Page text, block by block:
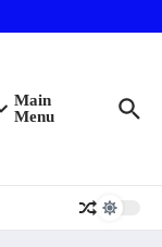
Main
Menu